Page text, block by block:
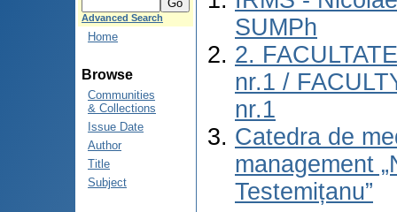
Advanced Search
Home
Browse
Communities
& Collections
Issue Date
Author
Title
Subject
SUMPh
2.
nr.1 /
nr.1
Catedra de
management
Testemițanu”